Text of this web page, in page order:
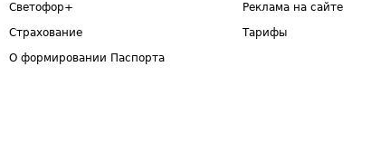
Светофор+
Страхование
О формировании Паспорта
Реклама на сайте
Тарифы